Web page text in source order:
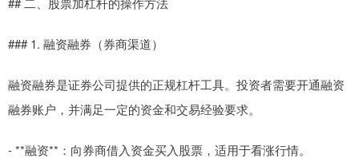
### 1. 融资融券（券商渠道）
融资融券是证券公司提供的正规杠杆工具。投资者需要开通融资
融券账户，并满足一定的资金和交易经验要求。
- **融资**：向券商借入资金买入股票，适用于看涨行情。